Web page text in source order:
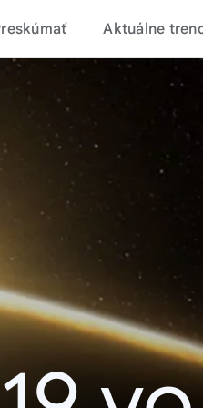
Aktuálne